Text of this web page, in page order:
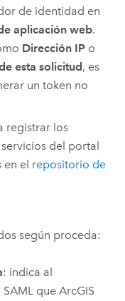
de identidad en
aplicación web.
Dirección IP o
esta solicitud, es
un token no
registrar los
del portal
en el repositorio de
según proceda:
: indica al
queArcGIS